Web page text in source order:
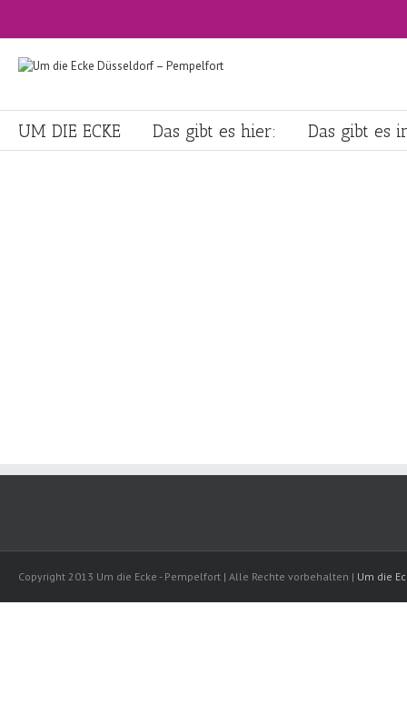
UM DIE ECKE Das gibt es hier: Das gibt es
Copyright 2013 Um die Ecke - Pempelfort | Alle Rechte vorbehalten | Um die